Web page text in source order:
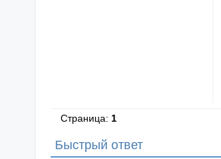
Страница:1
Быстрый ответ